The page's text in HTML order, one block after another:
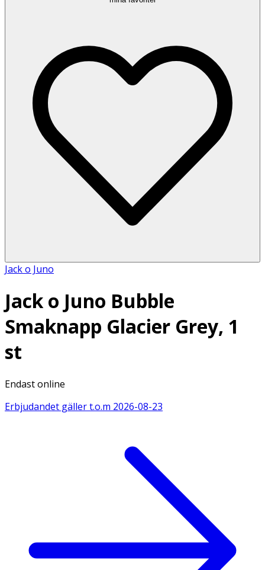
Jack o Juno
Jack o Juno Bubble
Smaknapp Glacier Grey, 1
st
Endast online
Erbjudandet gäller t.o.m 2026-08-23